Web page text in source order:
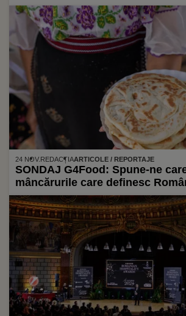
24 NOV. REDACȚIAARTICOLE / REPORTAJE
SONDAJ G4Food: Spune-ne
mâncărurile care definesc